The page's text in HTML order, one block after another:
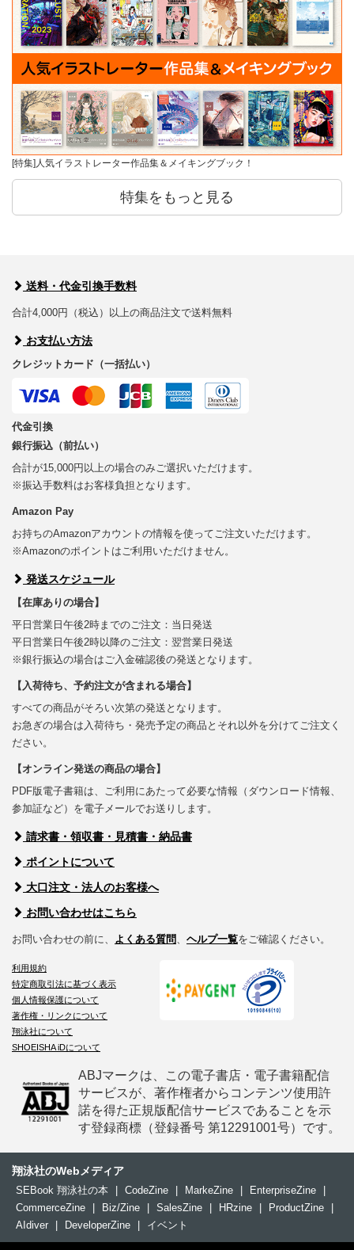
[特集]人気イラストレーター作品集＆メイキングブック！
特集をもっと見る
送料・代金引換手数料
合計4,000円（税込）以上の商品注文で送料無料
お支払い方法
クレジットカード（一括払い）
代金引換
銀行振込（前払い）
合計が15,000円以上の場合のみご選択いただけます。
※振込手数料はお客様負担となります。
Amazon Pay
お持ちのAmazonアカウントの情報を使ってご注文いただけます。
※Amazonのポイントはご利用いただけません。
発送スケジュール
【在庫ありの場合】
平日営業日午後2時までのご注文：当日発送
平日営業日午後2時以降のご注文：翌営業日発送
※銀行振込の場合はご入金確認後の発送となります。
【入荷待ち、予約注文が含まれる場合】
すべての商品がそろい次第の発送となります。
お急ぎの場合は入荷待ち・発売予定の商品とそれ以外を分けてご注文く
ださい。
【オンライン発送の商品の場合】
PDF版電子書籍は、ご利用にあたって必要な情報（ダウンロード情報、
参加証など）を電子メールでお送りします。
請求書・領収書・見積書・納品書
ポイントについて
大口注文・法人のお客様へ
お問い合わせはこちら
お問い合わせの前に、 よくある質問、 ヘルプ一覧をご確認ください。
利用規約
特定商取引法に基づく表示
個人情報保護について
著作権・リンクについて
翔泳社について
SHOEISHA iDについて
ABJマークは、この電子書店・電子書籍配信
サービスが、著作権者からコンテンツ使用許
諾を得た正規版配信サービスであることを示
す登録商標（登録番号 第12291001号）です。
翔泳社のWebメディア
SEBook 翔泳社の本 CodeZine MarkeZine EnterpriseZine
CommerceZine
Biz/Zine SalesZine HRzine ProductZine
AIdiver
DeveloperZine イベント